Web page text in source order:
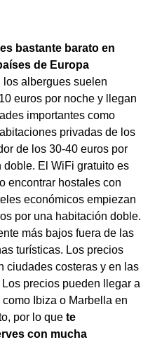
es bastante barato en
de Europa
los albergues suelen
euros por noche y llegan
importantes como
privadas de los
de los 30-40 euros por
El WiFi gratuito es
encontrar hostales con
económicos empiezan
por una habitación doble.
más bajos fuera de las
turísticas. Los precios
ciudades costeras y en las
precios pueden llegar a
Ibiza o Marbella en
por lo que te
con mucha